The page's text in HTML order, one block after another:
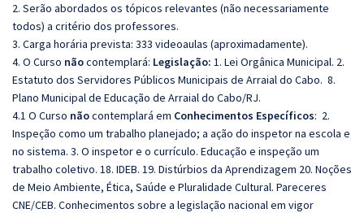
2. Serão abordados os tópicos relevantes (não necessariamente
todos) a critério dos professores.
3. Carga horária prevista: 333 videoaulas (aproximadamente).
4. O Curso nãocontemplará: Legislação: 1. Lei Orgânica Municipal. 2.
Estatuto dos Servidores Públicos Municipais de Arraial do Cabo. 8.
Plano Municipal de Educação de Arraial do Cabo/RJ.
4.1 O Curso nãocontemplará em Conhecimentos Específicos: 2.
Inspeção como um trabalho planejado; a ação do inspetor na escola e
no sistema. 3. O inspetor e o currículo. Educação e inspeção um
trabalho coletivo. 18. IDEB. 19. Distúrbios da Aprendizagem 20. Noções
de Meio Ambiente, Ética, Saúde e Pluralidade Cultural. Pareceres
CNE/CEB. Conhecimentos sobre a legislação nacional em vigor